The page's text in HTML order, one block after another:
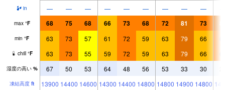
in — — — — — — — — —
max °F 68 75 68 66 73 68 72 81 73
min °F 63 73 57 61 72 59 63 79 66
chill °F 63 73 55 59 72 59 63 79 66
湿度の高い % 67 50 53 64 48 56 53 33 30
凍結高度 ft 13900 14400 14600 14300 14400 14800 14800 14900 14800